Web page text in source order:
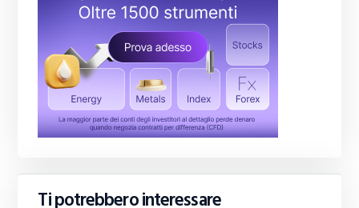
Ti potrebbero interessare